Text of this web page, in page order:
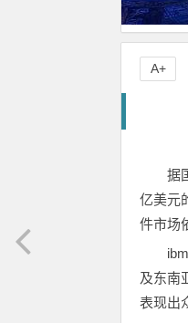
据
亿美元
件市场
及东南
表现出
A+